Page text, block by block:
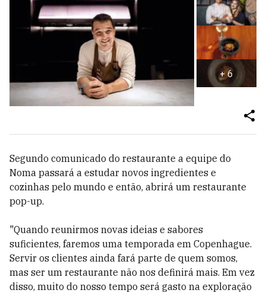
+6
Segundo comunicado do restaurante a equipe do
Noma passará a estudar novos ingredientes e
cozinhas pelo mundo e então, abrirá um restaurante
pop-up.
"Quando reunirmos novas ideias e sabores
suficientes, faremos uma temporada em Copenhague.
Servir os clientes ainda fará parte de quem somos,
mas ser um restaurante não nos definirá mais. Em vez
disso, muito do nosso tempo será gasto na exploração